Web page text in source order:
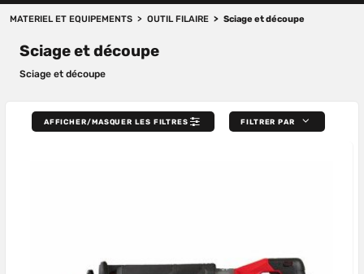
MATERIEL ET EQUIPEMENTS OUTIL FILAIRE Sciage et découpe
Sciage et découpe
Sciage et découpe
AFFICHER/MASQUER LES FILTRES FILTRER PAR